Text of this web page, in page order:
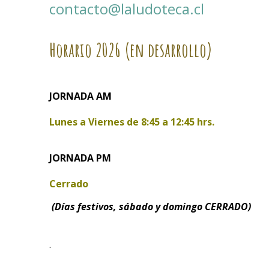
contacto@laludoteca.cl
Horario 2026 (en desarrollo)
JORNADA AM
Lunes a Viernes de 8:45 a 12:45 hrs.
JORNADA PM
Cerrado
(Días festivos, sábado y domingo CERRADO)
.